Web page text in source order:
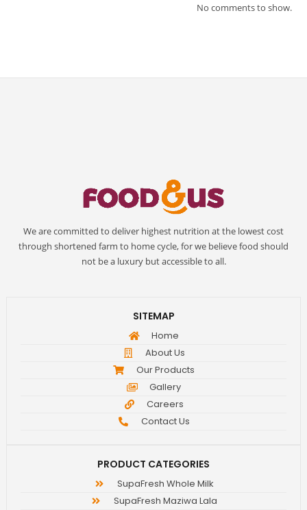
No comments to show.
We are committed to deliver highest nutrition at the lowest cost
through shortened farm to home cycle, for we believe food should
not be a luxury but accessible to all.
SITEMAP
Home
About Us
Our Products
Gallery
Careers
Contact Us
PRODUCT CATEGORIES
SupaFresh Whole Milk
SupaFresh Maziwa Lala